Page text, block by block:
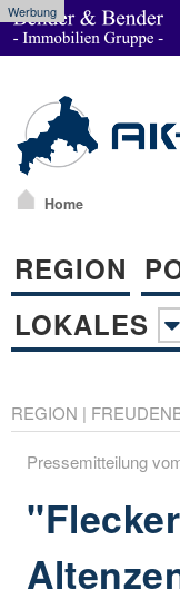
Werbung
Home
REGION
LOKALES
REGION |
Pressemitteilung